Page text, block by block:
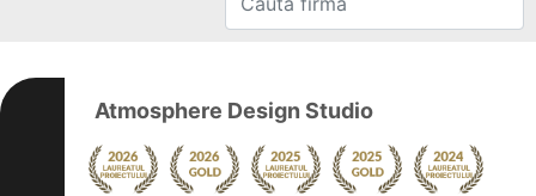
Atmosphere Design Studio